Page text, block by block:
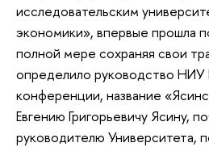
исследовательским
экономики», впервые прошла
полной мере сохраняя свои
определило руководство
конференции, название
Евгению Григорьевичу Ясину,
руководителю Университета,